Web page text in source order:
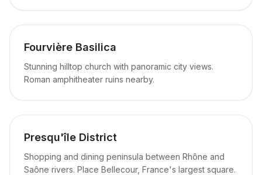
Fourvière Basilica
Stunning hilltop church with panoramic city views.
Roman amphitheater ruins nearby.
Presqu'île District
Shopping and dining peninsula between Rhône and
Saône rivers. Place Bellecour, France's largest square.